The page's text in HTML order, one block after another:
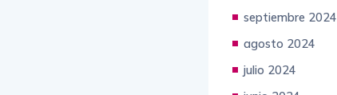
septiembre 2024
agosto 2024
julio 2024